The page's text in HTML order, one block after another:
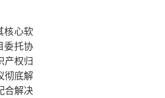
核心软
委托协
产权归
彻底解
合解决